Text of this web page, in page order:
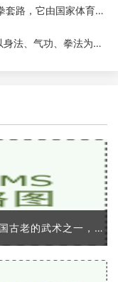
和呼吸技巧而闻名，同时也是一种有氧运动，可以锻炼身体、
心理健康，同时还可以提高人的内功和自我保护能力。太极
练太极拳对身体健康的作用太极拳是中国古老的武术之一，在中国人民中占有着广泛的流行。太极拳相信自然界中万物之间的相互作用与相互影响，运用起来极其奥妙。太极拳不仅是一